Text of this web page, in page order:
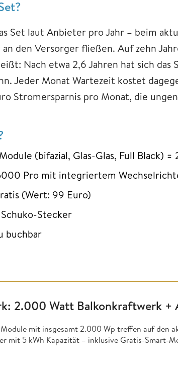
Set laut Anbieter pro Jahr – beim
den Versorger fließen. Auf zehn
Nach etwa 2,6 Jahren hat sich das
Jeder Monat Wartezeit kostet
Stromersparnis pro Monat, die
(bifazial, Glas-Glas, Full Black) =
Pro mit integriertem
(Wert: 99 Euro)
Stecker
buchbar
2.000 Watt Balkonkraftwerk +
mit insgesamt 2.000 Wp treffen auf den
mit 5 kWh Kapazität – inklusive Gratis-Smart-